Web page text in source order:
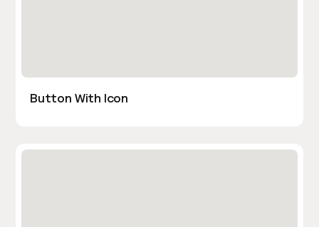
Button With Icon